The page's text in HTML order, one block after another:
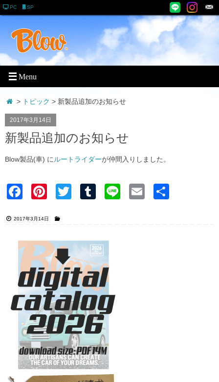
PC SP
> トピック > 新製品追加のお知らせ
2017年3月14日
新製品追加のお知らせ
Blow製品(車) に ルートライダーが仲間入りしました。
Faceb Pinter Twitter Tumblr Line Email
2017年3月14日